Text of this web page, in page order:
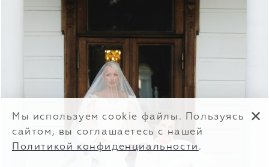
Мы используем cookie файлы. Пользуясь
сайтом, вы соглашаетесь с нашей
Политикой конфиденциальности .
✕